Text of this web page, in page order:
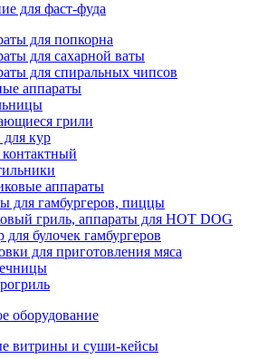
для фаст-фуда
для попкорна
для сахарной ваты
для спиральных чипсов
аппараты
грили
кур
аппараты
для гамбургеров, пиццы
гриль, аппараты для HOT DOG
для булочек гамбургеров
для приготовления мяса
оборудование
витрины и суши-кейсы